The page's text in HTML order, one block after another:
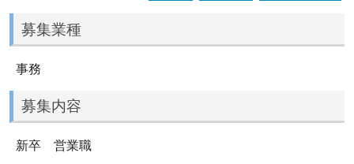
募集業種
事務
募集内容
新卒 営業職